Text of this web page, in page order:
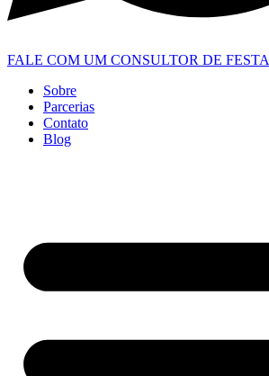
FALE COM UM CONSULTOR DE FESTA
Sobre
Parcerias
Contato
Blog